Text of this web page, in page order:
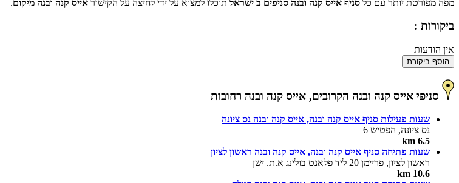
האם האתר הזה בבעלותך?
מפה מפורטת יותר עם כל סניף אייס קנה ובנה סניפים ב ישראל תוכלו למצוא על ידי לחיצה על הקישור אייס קנה ובנה מיקום.
ביקורות :
אין הודעות
הוסף ביקורת
סניפי אייס קנה ובנה הקרובים, אייס קנה ובנה רחובות
שעות פעילות סניף אייס קנה ובנה, אייס קנה ובנה נס ציונה
נס ציונה, הפטיש 6
6.5 km
שעות פתיחה סניף אייס קנה ובנה, אייס קנה ובנה ראשון לציון
ראשון לציון, פריימן 20 ליד פלאנט בולינג א.ת. ישן
10.6 km